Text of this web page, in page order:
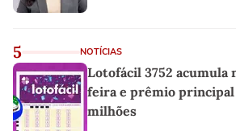
5 NOTÍCIAS
Lotofácil 3752 acumula
feira e prêmio principal
milhões